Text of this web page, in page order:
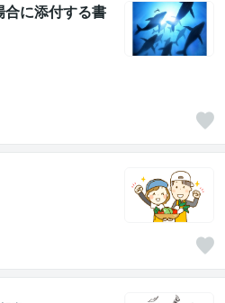
に添付する書